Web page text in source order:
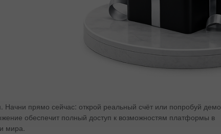
Начни прямо сейчас: открой реальный счёт или попробуй демо
обеспечит полный доступ к возможностям платформы в
мира.